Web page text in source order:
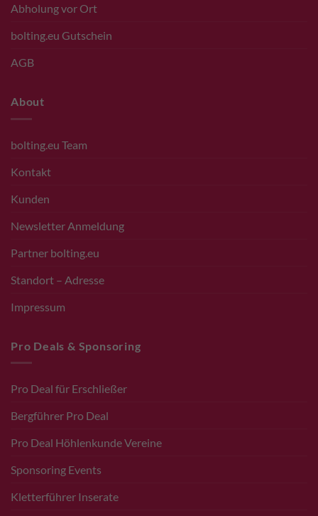
Abholung vor Ort
bolting.eu Gutschein
AGB
About
bolting.eu Team
Kontakt
Kunden
Newsletter Anmeldung
Partner bolting.eu
Standort – Adresse
Impressum
Pro Deals & Sponsoring
Pro Deal für Erschließer
Bergführer Pro Deal
Pro Deal Höhlenkunde Vereine
Sponsoring Events
Kletterführer Inserate